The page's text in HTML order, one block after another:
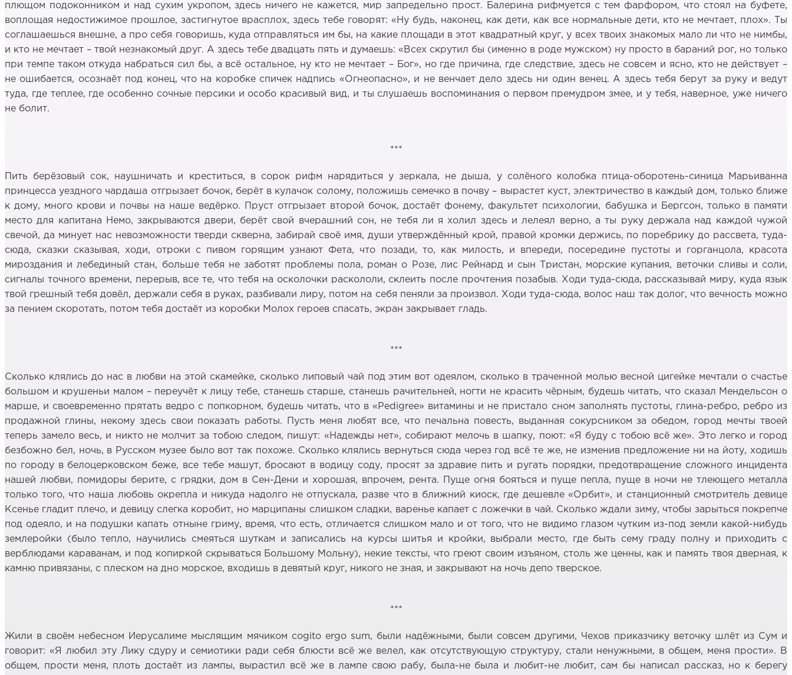
плющом подоконником и над сухим укропом, здесь ничего не кажется, мир запредельно прост. Балерина рифмуется с тем фарфором, что стоял на буфете,
воплощая недостижимое прошлое, застигнутое врасплох, здесь тебе говорят: «Ну будь, наконец, как дети, как все нормальные дети, кто не мечтает, плох». Ты
соглашаешься внешне, а про себя говоришь, куда отправляться им бы, на какие площади в этот квадратный круг, у всех твоих знакомых мало ли что не нимбы,
и кто не мечтает – твой незнакомый друг. А здесь тебе двадцать пять и думаешь: «Всех скрутил бы (именно в роде мужском) ну просто в бараний рог, но только
при темпе таком откуда набраться сил бы, а всё остальное, ну кто не мечтает – Бог», но где причина, где следствие, здесь не совсем и ясно, кто не действует –
не ошибается, осознаёт под конец, что на коробке спичек надпись «Огнеопасно», и не венчает дело здесь ни один венец. А здесь тебя берут за руку и ведут
туда, где теплее, где особенно сочные персики и особо красивый вид, и ты слушаешь воспоминания о первом премудром змее, и у тебя, наверное, уже ничего
не болит.
***
Пить берёзовый сок, наушничать и креститься, в сорок рифм нарядиться у зеркала, не дыша, у солёного колобка птица-оборотень-синица Марьиванна
принцесса уездного чардаша отгрызает бочок, берёт в кулачок солому, положишь семечко в почву – вырастет куст, электричество в каждый дом, только ближе
к дому, много крови и почвы на наше ведёрко. Пруст отгрызает второй бочок, достаёт фонему, факультет психологии, бабушка и Бергсон, только в памяти
место для капитана Немо, закрываются двери, берёт свой вчерашний сон, не тебя ли я холил здесь и лелеял верно, а ты руку держала над каждой чужой
свечой, да минует нас невозможности тверди скверна, забирай своё имя, души утверждённый крой, правой кромки держись, по поребрику до рассвета, туда-
сюда, сказки сказывая, ходи, отроки с пивом горящим узнают Фета, что позади, то, как милость, и впереди, посередине пустоты и горганцола, красота
мироздания и лебединый стан, больше тебя не заботят проблемы пола, роман о Розе, лис Рейнард и сын Тристан, морские купания, веточки сливы и соли,
сигналы точного времени, перерыв, все те, что тебя на осколочки раскололи, склеить после прочтения позабыв. Ходи туда-сюда, рассказывай миру, куда язык
твой грешный тебя довёл, держали себя в руках, разбивали лиру, потом на себя пеняли за произвол. Ходи туда-сюда, волос наш так долог, что вечность можно
за пением скоротать, потом тебя достаёт из коробки Молох героев спасать, экран закрывает гладь.
***
Сколько клялись до нас в любви на этой скамейке, сколько липовый чай под этим вот одеялом, сколько в траченной молью весной цигейке мечтали о счастье
большом и крушеньи малом – переучёт к лицу тебе, станешь старше, станешь рачительней, ногти не красить чёрным, будешь читать, что сказал Мендельсон о
марше, и своевременно прятать ведро с попкорном, будешь читать, что в «Pedigree» витамины и не пристало сном заполнять пустоты, глина-ребро, ребро из
продажной глины, некому здесь свои показать работы. Пусть меня любят все, что печальна повесть, выданная сокурсником за обедом, город мечты твоей
теперь замело весь, и никто не молчит за тобою следом, пишут: «Надежды нет», собирают мелочь в шапку, поют: «Я буду с тобою всё же». Это легко и город
безбожно бел, ночь, в Русском музее было вот так похоже. Сколько клялись вернуться сюда через год всё те же, не изменив предложение ни на йоту, ходишь
по городу в белоцерковском беже, все тебе машут, бросают в водицу соду, просят за здравие пить и ругать порядки, предотвращение сложного инцидента
нашей любви, помидоры берите, с грядки, дом в Сен-Дени и хорошая, впрочем, рента. Пуще огня бояться и пуще пепла, пуще в ночи не тлеющего металла
только того, что наша любовь окрепла и никуда надолго не отпускала, разве что в ближний киоск, где дешевле «Орбит», и станционный смотритель девице
Ксенье гладит плечо, и девицу слегка коробит, но марципаны слишком сладки, варенье капает с ложечки в чай. Сколько ждали зиму, чтобы зарыться покрепче
под одеяло, и на подушки капать отныне гриму, время, что есть, отличается слишком мало и от того, что не видимо глазом чутким из-под земли какой-нибудь
землеройки (было тепло, научились смеяться шуткам и записались на курсы шитья и кройки, выбрали место, где быть сему граду полну и приходить с
верблюдами караванам, и под копиркой скрываться Большому Мольну), некие тексты, что греют своим изъяном, столь же ценны, как и память твоя дверная, к
камню привязаны, с плеском на дно морское, входишь в девятый круг, никого не зная, и закрывают на ночь депо тверское.
***
Жили в своём небесном Иерусалиме мыслящим мячиком cogito ergo sum, были надёжными, были совсем другими, Чехов приказчику веточку шлёт из Сум и
говорит: «Я любил эту Лику сдуру и семиотики ради себя блюсти всё же велел, как отсутствующую структуру, стали ненужными, в общем, меня прости». В
общем, прости меня, плоть достаёт из лампы, вырастил всё же в лампе свою рабу, была-не была и любит-не любит, сам бы написал рассказ, но к берегу